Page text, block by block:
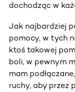
dochodząc w
Jak najbardziej
pomocy, w tych
ktoś takowej
boli, w pewnym
mam
ruchy, aby przez